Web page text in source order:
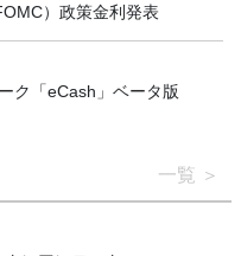
）政策金利発表
ク「eCash」ベータ版
一覧